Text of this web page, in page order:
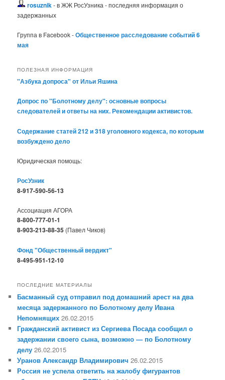
rosuznik- в ЖЖ РосУзника - последняя информация о
задержанных
Группа в Facebook -Общественное расследование событий 6
мая
ПОЛЕЗНАЯ ИНФОРМАЦИЯ
"Азбука допроса" от Ильи Яшина
Допрос по "Болотному делу": основные вопросы
следователей и ответы на них. Рекомендации активистов.
Содержание статей 212 и 318 уголовного кодекса, по которым
возбуждено дело
Юридическая помощь:
РосУзник
8-917-590-56-13
Ассоциация АГОРА
8-800-777-01-1
8-903-213-88-35 (Павел Чиков)
Фонд "Общественный вердикт"
8-495-951-12-10
ПОСЛЕДНИЕ МАТЕРИАЛЫ
Басманный суд отправил под домашний арест на два
месяца задержанного по Болотному делу Ивана
Непомнящих 26.02.2015
Гражданский активист из Сергиева Посада сообщил о
задержании своего сына, возможно — по Болотному
делу 26.02.2015
Уранов Александр Владимирович 26.02.2015
Россия не успела ответить на жалобу фигурантов